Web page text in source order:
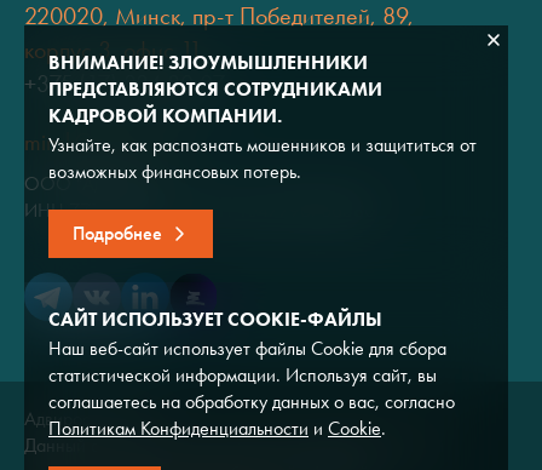
220020, Минск, пр-т Победителей, 89,
корпус 3, офис 11
+375 (17) 334 80 07
minsk@adviros.by
ООО "Адвирос"
ИНН 7714572528 / ОГРН 1047796766380
Адвирос © 2026
Данный сайт носит исключительно информационный
ВНИМАНИЕ! ЗЛОУМЫШЛЕННИКИ
ПРЕДСТАВЛЯЮТСЯ СОТРУДНИКАМИ
КАДРОВОЙ КОМПАНИИ.
Узнайте, как распознать мошенников и защититься от
возможных финансовых потерь.
Подробнее
САЙТ ИСПОЛЬЗУЕТ COOKIE-ФАЙЛЫ
Наш веб-сайт использует файлы Cookie для сбора
статистической информации. Используя сайт, вы
соглашаетесь на обработку данных о вас, согласно
Политикам Конфиденциальности и Cookie.